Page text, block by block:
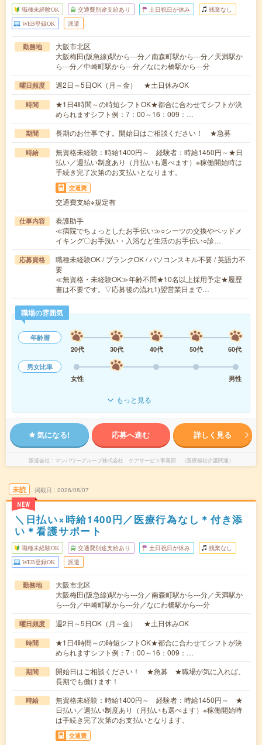
職種未経験OK 交通費別途支給あり 土日祝日が休み 残業なし
WEB登録OK 派遣
勤務地
大阪市北区
大阪梅田(阪急線)駅から---分／南森町駅から---分／天満駅か
ら---分／中崎町駅から---分／なにわ橋駅から---分
曜日頻度 週2日～5日OK（月～金） ★土日休みOK
時間
★1日4時間～の時短シフトOK★都合に合わせてシフトが決
められますシフト例：7：00～16：009：…
期間 長期のお仕事です。開始日はご相談ください！ ★急募
時給
無資格未経験：時給1400円～ 経験者：時給1450円～★日
払い／週払い制度あり（月払いも選べます）※稼働開始時は
手続き完了次第のお支払いとなります。
交通費
交通費支給※規定有
仕事内容
看護助手
≪病院でちょっとしたお手伝い≫○シーツの交換やベッドメ
イキング〇お手洗い・入浴など生活のお手伝い○診…
応募資格
職種未経験OK / ブランクOK / パソコンスキル不要 / 英語力不
要
≪無資格・未経験OK≫年齢不問★10名以上採用予定★履歴
書は不要です。▽応募後の流れ1)翌営業日まで…
職場の雰囲気
年齢層
20代
30代 40代 50代
60代
男女比率
女性
男性
もっと見る
気になる! 応募へ進む 詳しく見る
派遣会社 マンパワーグループ株式会社 ケアサービス事業部 （医療福祉介護関連）
未読
NEW
掲載日 2026/08/07
＼日払い×時給1400円／医療行為なし＊付き添
い＊看護サポート
職種未経験OK 交通費別途支給あり 土日祝日が休み 残業なし
WEB登録OK 派遣
勤務地
大阪市北区
大阪梅田(阪急線)駅から---分／南森町駅から---分／天満駅か
ら---分／中崎町駅から---分／なにわ橋駅から---分
曜日頻度 週2日～5日OK（月～金） ★土日休みOK
時間
★1日4時間～の時短シフトOK★都合に合わせてシフトが決
められますシフト例：7：00～16：009：…
期間
開始日はご相談ください！ ★急募 ★職場が気に入れば、
長期でも働けます！
時給
無資格未経験：時給1400円～ 経験者：時給1450円～ ★
日払い／週払い制度あり（月払いも選べます）※稼働開始時
は手続き完了次第のお支払いとなります。
交通費